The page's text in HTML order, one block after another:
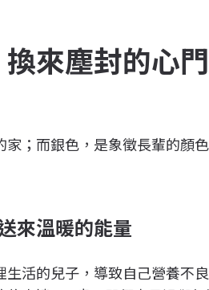
來塵封的心
家；而銀色，是象徵長輩的顏
來溫暖的能量
活的兒子，導致自己營養不